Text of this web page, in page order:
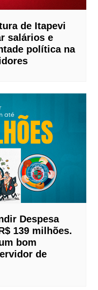
de Itapevi
salários e
política na
Despesa
139 milhões.
bom
de